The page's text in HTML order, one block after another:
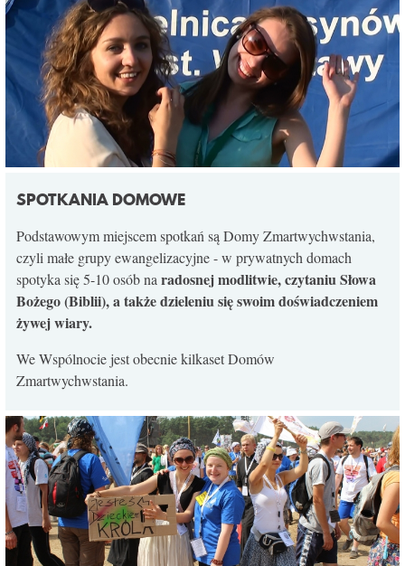
SPOTKANIA DOMOWE
Podstawowym miejscem spotkań są Domy Zmartwychwstania,
czyli małe grupy ewangelizacyjne - w prywatnych domach
spotyka się 5-10 osób na radosnej modlitwie, czytaniu Słowa
Bożego (Biblii), a także dzieleniu się swoim doświadczeniem
żywej wiary.
We Wspólnocie jest obecnie kilkaset Domów
Zmartwychwstania.